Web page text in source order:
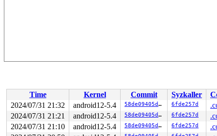
Time Kernel Commit Syzkaller
2024/07/31 21:32
android12-5.4 58de09405d1e 6fde257d
2024/07/31 21:21
android12-5.4 58de09405d1e 6fde257d
2024/07/31 21:10
android12-5.4 58de09405d1e 6fde257d